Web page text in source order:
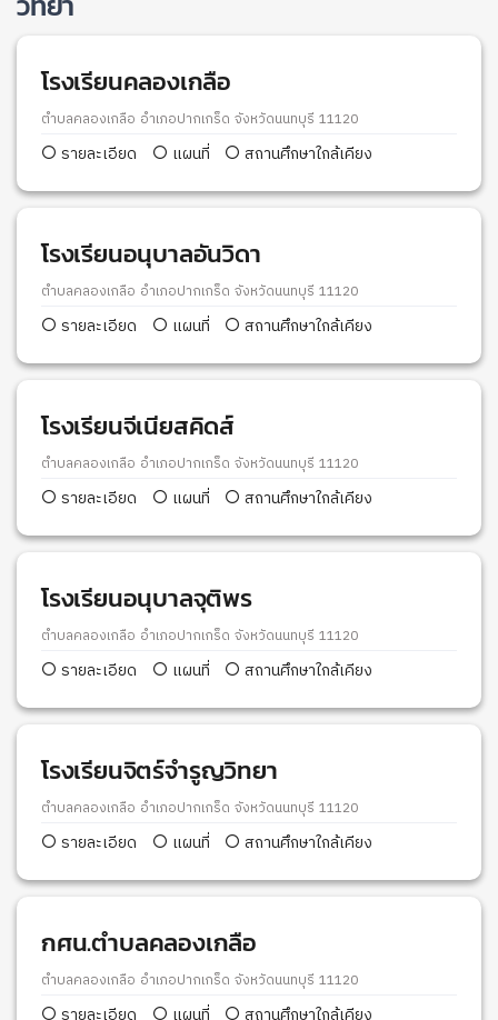
โรงเรียนคลองเกลือ
ตำบลคลองเกลือ อำเภอปากเกร็ด จังหวัดนนทบุรี 11120
รายละเอียด แผนที่ สถานศึกษาใกล้เคียง
โรงเรียนอนุบาลอันวิดา
ตำบลคลองเกลือ อำเภอปากเกร็ด จังหวัดนนทบุรี 11120
รายละเอียด แผนที่ สถานศึกษาใกล้เคียง
โรงเรียนจีเนียสคิดส์
ตำบลคลองเกลือ อำเภอปากเกร็ด จังหวัดนนทบุรี 11120
รายละเอียด แผนที่ สถานศึกษาใกล้เคียง
โรงเรียนอนุบาลจุติพร
ตำบลคลองเกลือ อำเภอปากเกร็ด จังหวัดนนทบุรี 11120
รายละเอียด แผนที่ สถานศึกษาใกล้เคียง
โรงเรียนจิตร์จำรูญวิทยา
ตำบลคลองเกลือ อำเภอปากเกร็ด จังหวัดนนทบุรี 11120
รายละเอียด แผนที่ สถานศึกษาใกล้เคียง
กศน.ตำบลคลองเกลือ
ตำบลคลองเกลือ อำเภอปากเกร็ด จังหวัดนนทบุรี 11120